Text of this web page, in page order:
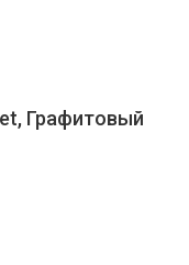
Графитовый